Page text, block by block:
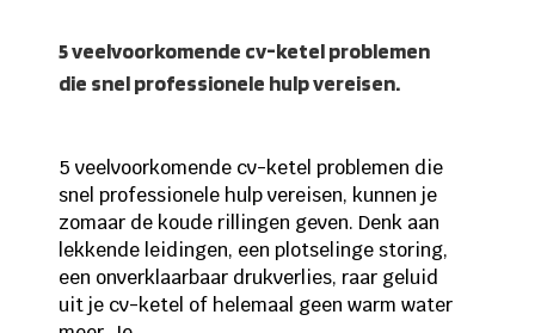
5 veelvoorkomende cv-ketel problemen
die snel professionele hulp vereisen.
5 veelvoorkomende cv-ketel problemen die
snel professionele hulp vereisen, kunnen je
zomaar de koude rillingen geven. Denk aan
lekkende leidingen, een plotselinge storing,
een onverklaarbaar drukverlies, raar geluid
uit je cv-ketel of helemaal geen warm water